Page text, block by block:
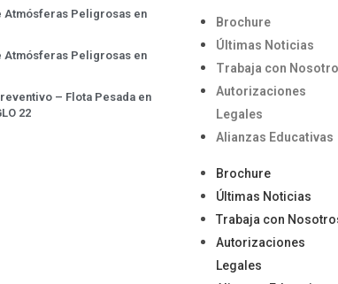
Atmósferas Peligrosas en
Atmósferas Peligrosas en
– Flota Pesada en
22
Brochure
Últimas Noticias
Trabaja con
Autorizaciones
Legales
Alianzas Educativas
Brochure
Últimas Noticias
Trabaja con
Autorizaciones
Legales